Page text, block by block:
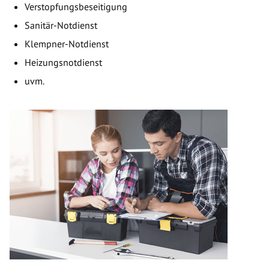
Verstopfungsbeseitigung
Sanitär-Notdienst
Klempner-Notdienst
Heizungsnotdienst
uvm.